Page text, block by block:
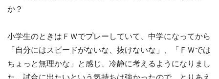
か？
小学生のときはＦＷでプレーしていて、中学になってから
「自分にはスピードがないな、抜けないな」、「ＦＷでは
ちょっと無理かな」と感じ、冷静に考えるようになりまし
た。試合に出たいという気持ちは強かったので、とりあえ